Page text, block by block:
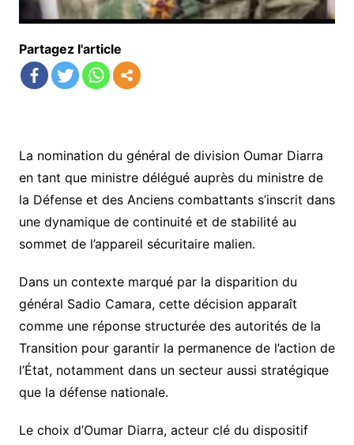
Partagez l'article
‎La nomination du général de division Oumar Diarra
en tant que ministre délégué auprès du ministre de
la Défense et des Anciens combattants s’inscrit dans
une dynamique de continuité et de stabilité au
sommet de l’appareil sécuritaire malien.
‎Dans un contexte marqué par la disparition du
général Sadio Camara, cette décision apparaît
comme une réponse structurée des autorités de la
Transition pour garantir la permanence de l’action de
l’État, notamment dans un secteur aussi stratégique
que la défense nationale.
‎Le choix d’Oumar Diarra, acteur clé du dispositif